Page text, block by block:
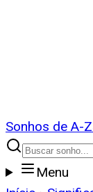
Sonhos de A-Z
Menu